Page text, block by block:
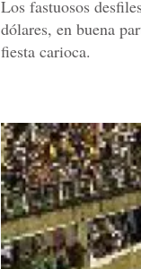
Los fastuosos
dólares, en buena
fiesta carioca.